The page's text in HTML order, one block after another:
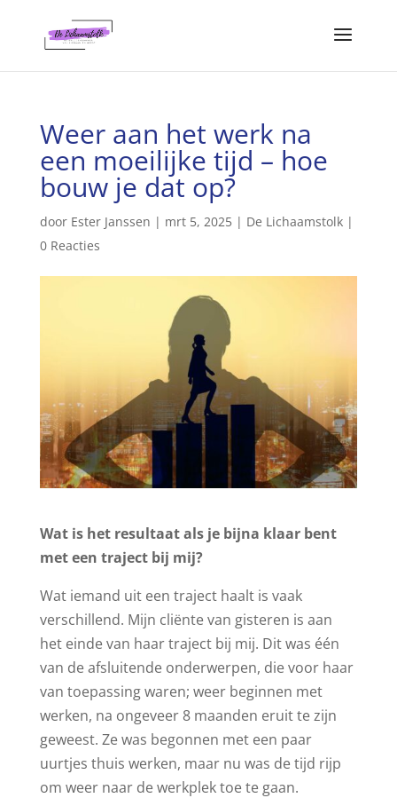
Weer aan het werk na
een moeilijke tijd – hoe
bouw je dat op?
door Ester Janssen | mrt 5, 2025| De Lichaamstolk|
0 Reacties
Wat is het resultaat als je bijna klaar bent
met een traject bij mij?
Wat iemand uit een traject haalt is vaak
verschillend. Mijn cliënte van gisteren is aan
het einde van haar traject bij mij. Dit was één
van de afsluitende onderwerpen, die voor haar
van toepassing waren; weer beginnen met
werken, na ongeveer 8 maanden eruit te zijn
geweest. Ze was begonnen met een paar
uurtjes thuis werken, maar nu was de tijd rijp
om weer naar de werkplek toe te gaan.